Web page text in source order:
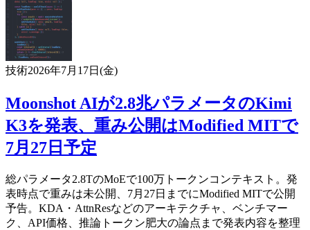
技術2026年7月17日(金)
Moonshot AIが2.8兆パラメータのKimi
K3を発表、重み公開はModified MITで
7月27日予定
総パラメータ2.8TのMoEで100万トークンコンテキスト。発
表時点で重みは未公開、7月27日までにModified MITで公開
予告。KDA・AttnResなどのアーキテクチャ、ベンチマー
ク、API価格、推論トークン肥大の論点まで発表内容を整理